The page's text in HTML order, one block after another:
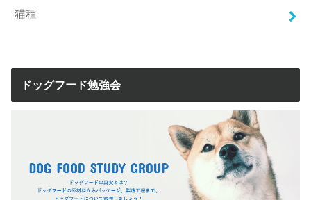
猫種
ドッグフード勉強会